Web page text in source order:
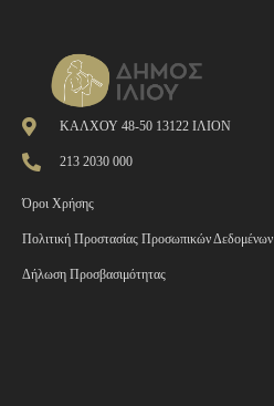
ΚΑΛΧΟΥ 48-50 13122 ΙΛΙΟΝ
213 2030 000
Όροι Χρήσης
Πολιτική Προστασίας Προσωπικών Δεδομένων
Δήλωση Προσβασιμότητας